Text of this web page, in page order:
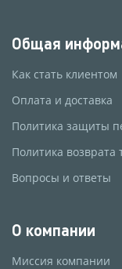
Общая
Как стать клиентом
Оплата и доставка
Политика защиты
Политика
Вопросы и ответы
О компании
Миссия компании